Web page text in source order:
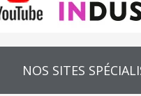
NOS SITES